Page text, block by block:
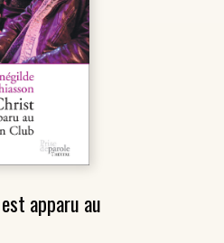
apparu au